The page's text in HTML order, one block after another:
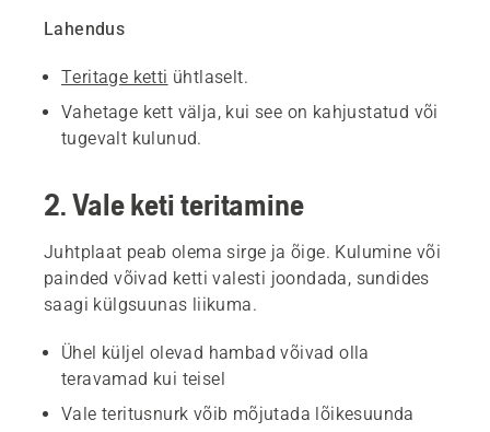
Lahendus
Teritage ketti ühtlaselt.
Vahetage kett välja, kui see on kahjustatud või
tugevalt kulunud.
2. Vale keti teritamine
Juhtplaat peab olema sirge ja õige. Kulumine või
painded võivad ketti valesti joondada, sundides
saagi külgsuunas liikuma.
Ühel küljel olevad hambad võivad olla
teravamad kui teisel
Vale teritusnurk võib mõjutada lõikesuunda